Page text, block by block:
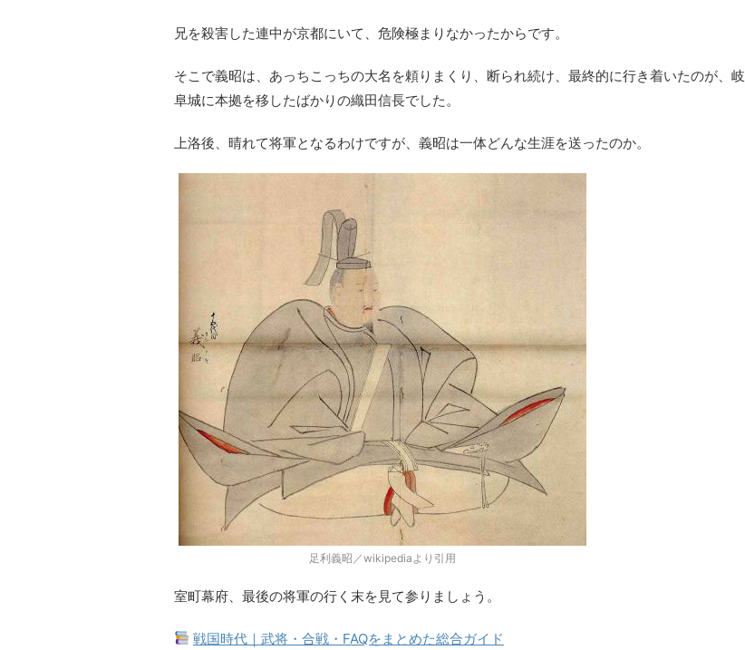
兄を殺害した連中が京都にいて、危険極まりなかったからです。
そこで義昭は、あっちこっちの大名を頼りまくり、断られ続け、最終的に行き着いたのが、岐
阜城に本拠を移したばかりの織田信長でした。
上洛後、晴れて将軍となるわけですが、義昭は一体どんな生涯を送ったのか。
足利義昭／wikipediaより引用
室町幕府、最後の将軍の行く末を見て参りましょう。
戦国時代｜武将・合戦・FAQをまとめた総合ガイド